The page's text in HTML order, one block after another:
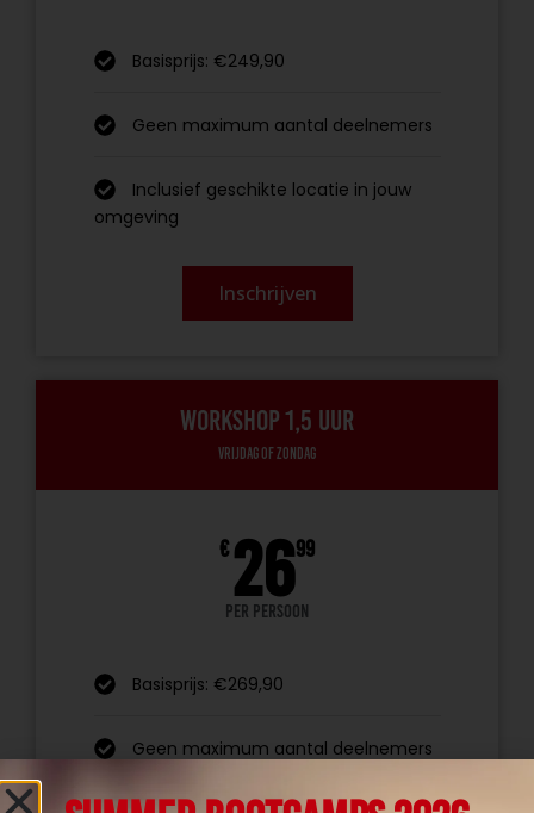
Basisprijs: €249,90
Geen maximum aantal deelnemers
Inclusief geschikte locatie in jouw
omgeving
Inschrijven
Workshop 1,5 uur
Vrijdag of zondag
€ 2699
Per persoon
Basisprijs: €269,90
Geen maximum aantal deelnemers